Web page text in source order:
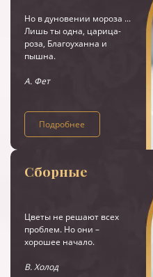
Но в дуновении мороза ...
Лишь ты одна, царица-
роза, Благоуханна и
пышна.
А. Фет
Подробнее
Сборные
Цветы не решают всех
проблем. Но они –
хорошее начало.
В. Холод